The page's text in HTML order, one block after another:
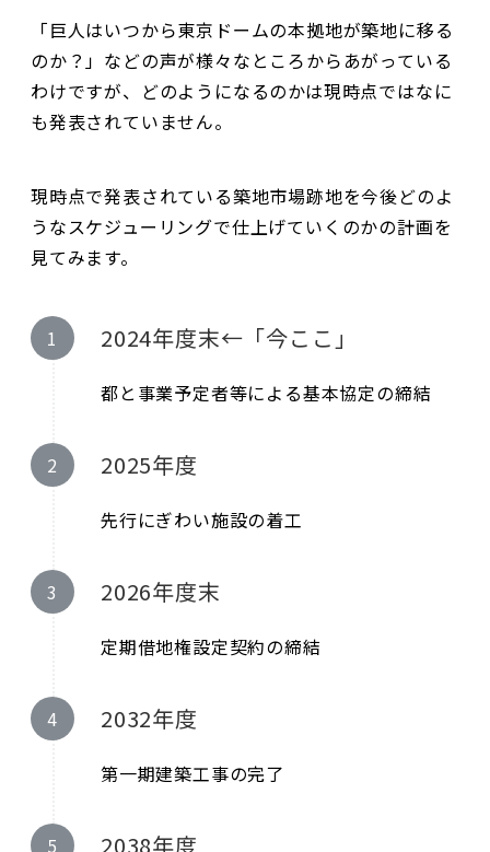
「巨人はいつから東京ドームの本拠地が築地に移る
のか？」などの声が様々なところからあがっている
わけですが、どのようになるのかは現時点ではなに
も発表されていません。
現時点で発表されている築地市場跡地を今後どのよ
うなスケジューリングで仕上げていくのかの計画を
見てみます。
2024年度末←「今ここ」
都と事業予定者等による基本協定の締結
2025年度
先行にぎわい施設の着工
2026年度末
定期借地権設定契約の締結
2032年度
第一期建築工事の完了
2038年度